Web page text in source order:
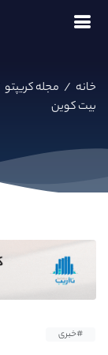
خانه / مجله کریپتو
بیت کوین
#خبری